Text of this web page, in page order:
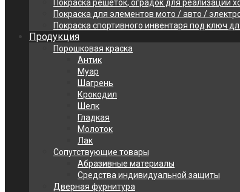
Покраска решеток, оградок для реализации
Покраска для элементов мото / авто /
Покраска спортивного инвентаря под ключ
Продукция
Порошковая краска
Антик
Муар
Шагрень
Крокодил
Шелк
Гладкая
Молоток
Лак
Сопутствующие товары
Абразивные материалы
Средства индивидуальной защиты
Дверная фурнитура